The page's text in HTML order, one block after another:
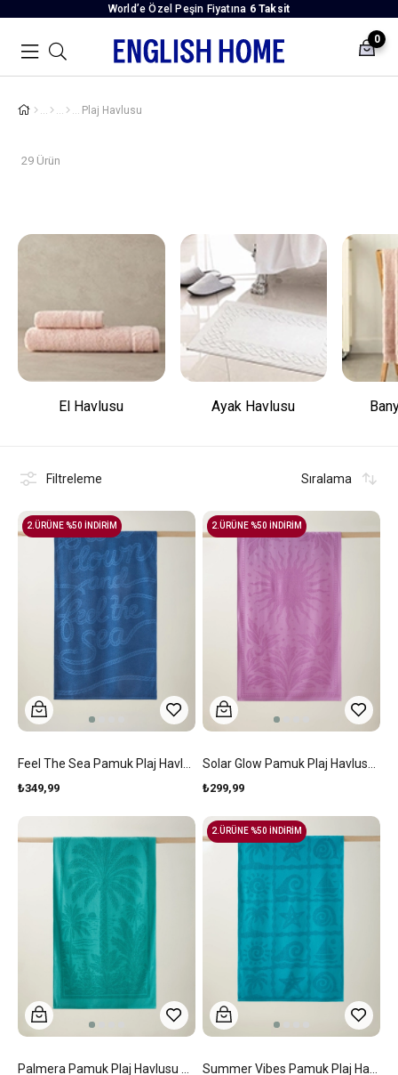
World’e Özel Peşin Fiyatına 6 Taksit
0
Plaj Havlusu
29 Ürün
El Havlusu Ayak Havlusu
Filtreleme Sıralama
₺349,99
2.ÜRÜNE %50 İNDİRİM
₺299,99
2.ÜRÜNE %50 İNDİRİM
2.ÜRÜNE %50 İNDİRİM